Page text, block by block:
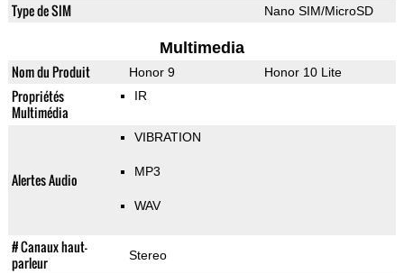
Type de SIM Nano SIM/MicroSD
Multimedia
Nom du Produit Honor 9 Honor 10 Lite
Propriétés
Multimédia
IR
Alertes Audio
VIBRATION
MP3
WAV
# Canaux haut-
parleur
Stereo